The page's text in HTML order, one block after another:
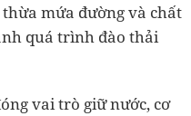
mứa đường và chất
quá trình đào thải
vai trò giữ nước, cơ